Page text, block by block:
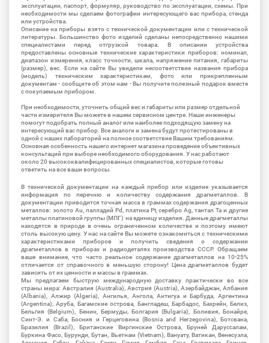
эксплуатации, паспорт, формуляр, руководство по эксплуатации, схемы. При
необходимости мы сделаем фотографии интересующего вас прибора, стенда
или устройства.
Описание на приборы взято с технической документации или с технической
литературы. Большинство фото изделий сделаны непосредственно нашими
специалистами перед отгрузкой товара. В описании устройства
предоставлены основные технические характеристики приборов: номинал,
диапазон измерения, класс точности, шкала, напряжение питания, габариты
(размер), вес. Если на сайте Вы увидели несоответствие названия прибора
(модель) техническим характеристикам, фото или прикрепленным
документам - сообщите об этом нам - Вы получите полезный подарок вместе
с покупаемым прибором.
При необходимости, уточнить общий вес и габариты или размер отдельной
части измерителя Вы можете в нашем сервисном центре. Наши инженеры
помогут подобрать полный аналог или наиболее подходящую замену на
интересующий вас прибор. Все аналоги и замена будут протестированы в
одной с наших лабораторий на полное соответствие Вашим требованиям.
Основная особенность нашего интернет магазина проведение объективных
консультаций при выборе необходимого оборудования. У нас работают
около 20 высококвалифицированных специалистов, которые готовы
ответить на все ваши вопросы.
В технической документации на каждый прибор или изделие указывается
информация по перечню и количеству содержания драгметаллов. В
документации приводится точная масса в граммах содержания драгоценных
металлов: золото Au, палладий Pd, платина Pt, серебро Ag, тантал Ta и другие
металлы платиновой группы (МПГ) на единицу изделия. Данные драгметаллы
находятся в природе в очень ограниченном количестве и поэтому имеют
столь высокую цену. У нас на сайте Вы можете ознакомиться с техническими
характеристиками приборов и получить сведения о содержании
драгметаллов в приборах и радиодеталях производства СССР. Обращаем
ваше внимание, что часто реальное содержание драгметаллов на 10-25%
отличается от справочного в меньшую сторону! Цена драгметаллов будет
зависить от их ценности и массы в граммах.
Мы предлагаем быструю международную доставку практически во все
страны мира: Австралия (Australia), Австрия (Austria), Азербайджан, Албания
(Albania), Алжир (Algeria), Ангилья, Ангола, Антигуа и Барбуда, Аргентина
(Argentina), Аруба, Багамские острова, Бангладеш, Барбадос, Бахрейн, Белиз,
Бельгия (Belgium), Бенин, Бермуды, Болгария (Bulgaria), Боливия, Бонайре,
Синт-Э. и Саба, Босния и Герцеговина (Bosnia and Herzegovina), Ботсвана,
Бразилия (Brazil), Британские Виргинские Острова, Бруней Даруссалам,
Буркина Фасо, Бурунди, Бутан, Вьетнам (Vietnam), Вануату, Ватикан, Венесуэла,